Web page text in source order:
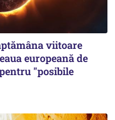
viitoare
europeană de
"posibile